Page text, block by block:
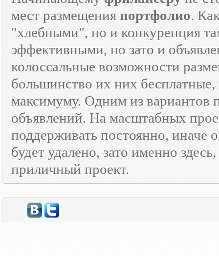
мест размещения портфолио.
"хлебными", но и конкуренция
эффективными, но зато и
колоссальные возможности
большинство их них
максимуму. Одним из вариантов
объявлений. На масштабных
поддерживать постоянно, иначе
будет удалено, зато именно
приличный проект.